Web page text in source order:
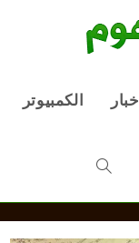
أخبار الكمبيوتر
Toggle
website